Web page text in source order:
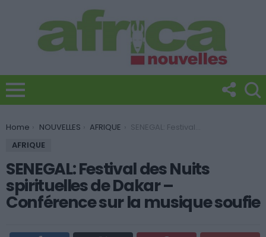
You are here:
Home NOUVELLES AFRIQUE
SENEGAL: Festival des Nuits spirituelles de Dakar – Conférence sur la musique soufie
AFRIQUE
SENEGAL: Festival des Nuits
spirituelles de Dakar –
Conférence sur la musique soufie